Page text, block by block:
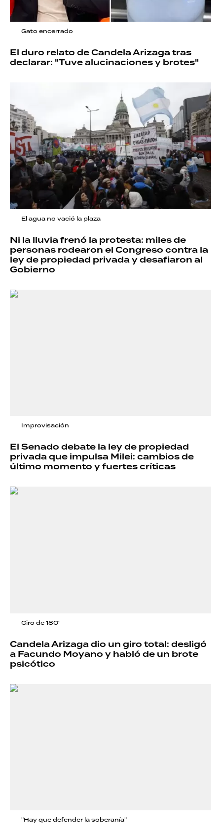
Gato encerrado
El duro relato de Candela Arizaga tras
declarar: "Tuve alucinaciones y brotes"
El agua no vació la plaza
Ni la lluvia frenó la protesta: miles de
personas rodearon el Congreso contra la
ley de propiedad privada y desafiaron al
Gobierno
Improvisación
El Senado debate la ley de propiedad
privada que impulsa Milei: cambios de
último momento y fuertes críticas
Giro de 180°
Candela Arizaga dio un giro total: desligó
a Facundo Moyano y habló de un brote
psicótico
"Hay que defender la soberanía"